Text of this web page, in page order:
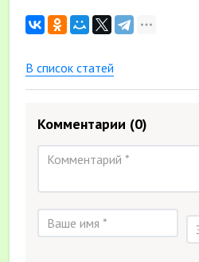
В список статей
Комментарии (0)